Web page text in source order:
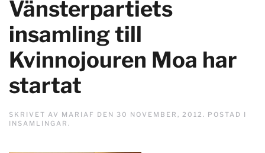
Vänsterpartiets
insamling till
Kvinnojouren Moa har
startat
SKRIVET AV MARIAF DEN 30 NOVEMBER, 2012 . POSTAD I
INSAMLINGAR .